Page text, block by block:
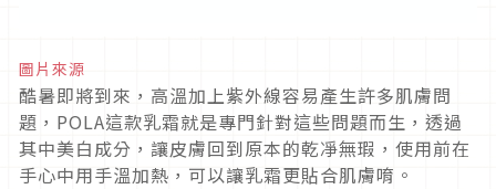
圖片來源
酷暑即將到來，高溫加上紫外線容易產生許多肌膚問
題，POLA這款乳霜就是專門針對這些問題而生，透過
其中美白成分，讓皮膚回到原本的乾凈無瑕，使用前在
手心中用手溫加熱，可以讓乳霜更貼合肌膚唷。